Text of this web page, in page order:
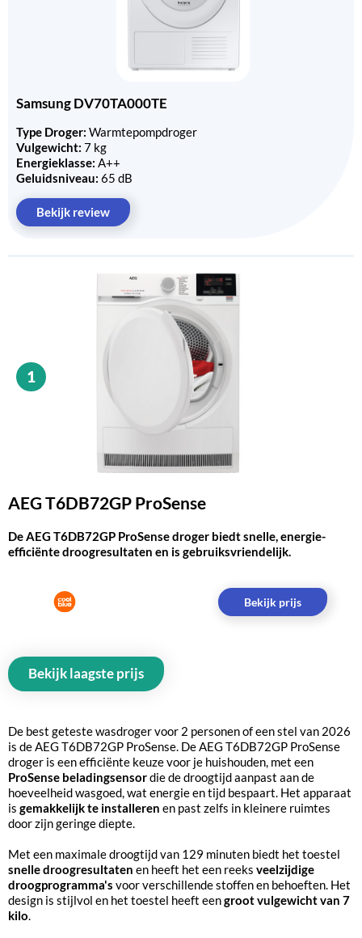
Samsung DV70TA000TE
Type Droger: Warmtepompdroger
Vulgewicht: 7 kg
Energieklasse: A++
Geluidsniveau: 65 dB
Bekijk review
1
AEG T6DB72GP ProSense
De AEG T6DB72GP ProSense droger biedt snelle, energie-
efficiënte droogresultaten en is gebruiksvriendelijk.
Bekijk prijs
Bekijk laagste prijs
De best geteste wasdroger voor 2 personen of een stel van 2026
is de AEG T6DB72GP ProSense. De AEG T6DB72GP ProSense
droger is een efficiënte keuze voor je huishouden, met een
ProSense beladingsensordie de droogtijd aanpast aan de
hoeveelheid wasgoed, wat energie en tijd bespaart. Het apparaat
is gemakkelijk te installeren en past zelfs in kleinere ruimtes
door zijn geringe diepte.
Met een maximale droogtijd van 129 minuten biedt het toestel
snelle droogresultaten en heeft het een reeks veelzijdige
droogprogramma's voor verschillende stoffen en behoeften. Het
design is stijlvol en het toestel heeft eengroot vulgewicht van 7
kilo.